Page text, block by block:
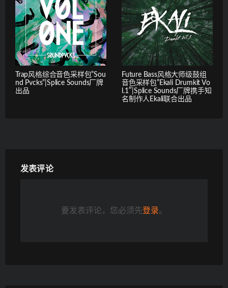
Trap风格综合音色采样包”Sou
nd Pvcks”|Splice Sounds厂牌
出品
Future Bass风格大师级鼓组
音色采样包”Ekali Drumkit Vo
l.1″|Splice Sounds厂牌携手知
名制作人Ekali联合出品
发表评论
要发表评论，您必须先登录。